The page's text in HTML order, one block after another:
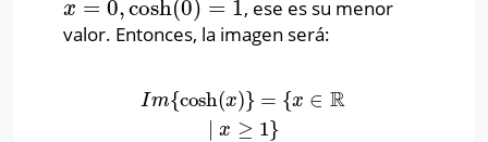
x = 0,cosh(0) = 1
x= 0, cosh(0)=1
, ese es su menor
valor. Entonces, la imagen será:
Im{cosh(x)} = {x ∈ R
x ≥ 1}
Im{cosh(x)}={ x∈ R∣x ≥1 }